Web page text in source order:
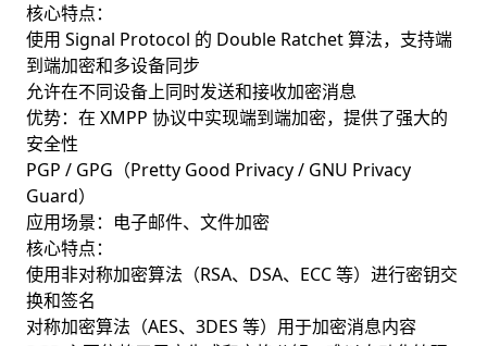
核心特点：
使用 Signal Protocol 的 Double Ratchet 算法，支持端
到端加密和多设备同步
允许在不同设备上同时发送和接收加密消息
优势：在 XMPP 协议中实现端到端加密，提供了强大的
安全性
PGP / GPG（Pretty Good Privacy / GNU Privacy
Guard）
应用场景：电子邮件、文件加密
核心特点：
使用非对称加密算法（RSA、DSA、ECC 等）进行密钥交
换和签名
对称加密算法（AES、3DES 等）用于加密消息内容